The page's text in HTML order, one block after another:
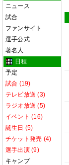
ニュース
試合
ファンサイト
選手公式
著名人
日程
予定
試合 (19)
テレビ放送 (3)
ラジオ放送 (5)
イベント (16)
誕生日 (5)
チケット発売 (4)
選手出演 (9)
キャンプ